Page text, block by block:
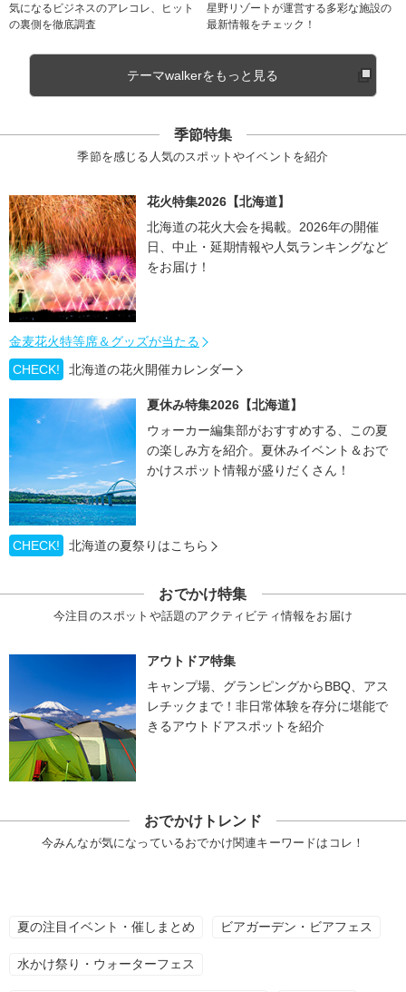
気になるビジネスのアレコレ、ヒット
の裏側を徹底調査
星野リゾートが運営する多彩な施設の
最新情報をチェック！
テーマwalkerをもっと見る
季節特集
季節を感じる人気のスポットやイベントを紹介
花火特集2026【北海道】
北海道の花火大会を掲載。2026年の開催
日、中止・延期情報や人気ランキングなど
をお届け！
金麦花火特等席＆グッズが当たる
CHECK!
北海道の花火開催カレンダー
夏休み特集2026【北海道】
ウォーカー編集部がおすすめする、この夏
の楽しみ方を紹介。夏休みイベント＆おで
かけスポット情報が盛りだくさん！
CHECK! 北海道の夏祭りはこちら
おでかけ特集
今注目のスポットや話題のアクティビティ情報をお届け
アウトドア特集
キャンプ場、グランピングからBBQ、アス
レチックまで！非日常体験を存分に堪能で
きるアウトドアスポットを紹介
おでかけトレンド
今みんなが気になっているおでかけ関連キーワードはコレ！
夏の注目イベント・催しまとめ ビアガーデン・ビアフェス
水かけ祭り・ウォーターフェス